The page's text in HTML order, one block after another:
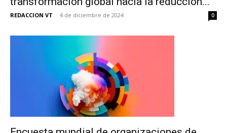
REDACCION VT - 4 de diciembre de 2024 0